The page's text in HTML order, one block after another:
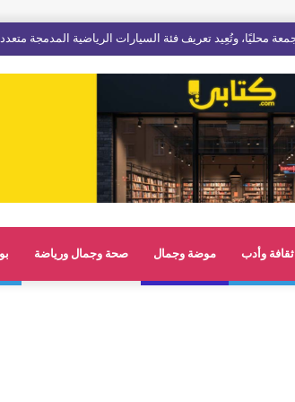
ثقافة وأدب موضة وجمال صحة وجمال ورياضة